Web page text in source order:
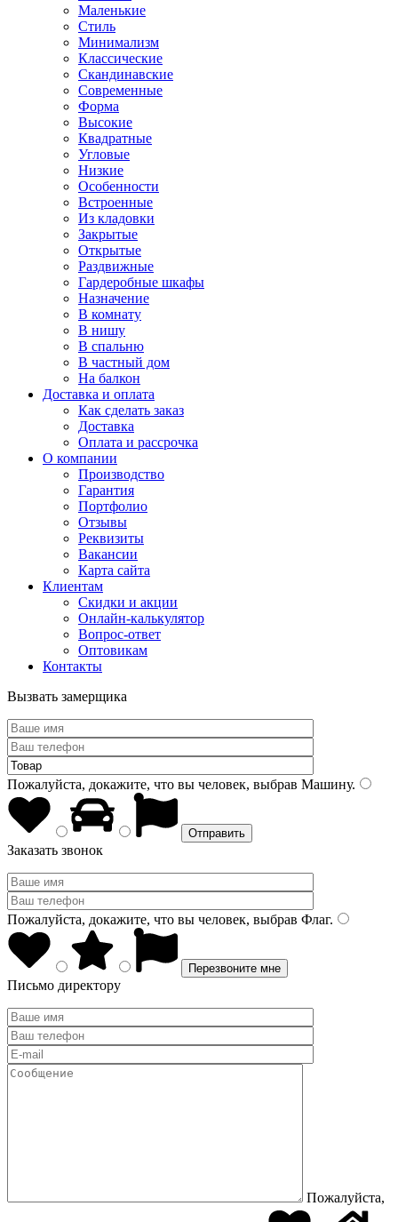
Маленькие
Стиль
Минимализм
Классические
Скандинавские
Современные
Форма
Высокие
Квадратные
Угловые
Низкие
Особенности
Встроенные
Из кладовки
Закрытые
Открытые
Раздвижные
Гардеробные шкафы
Назначение
В комнату
В нишу
В спальню
В частный дом
На балкон
Доставка и оплата
Как сделать заказ
Доставка
Оплата и рассрочка
О компании
Производство
Гарантия
Портфолио
Отзывы
Реквизиты
Вакансии
Карта сайта
Клиентам
Скидки и акции
Онлайн-калькулятор
Вопрос-ответ
Оптовикам
Контакты
Вызвать замерщика
Пожалуйста, докажите, что вы человек, выбрав Машину.
Заказать звонок
Пожалуйста, докажите, что вы человек, выбрав Флаг.
Письмо директору
Пожалуйста,